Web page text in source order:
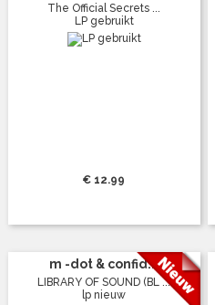
The Official Secrets ...
LP gebruikt
€ 12.99
m -dot & confid...
LIBRARY OF SOUND (BL ...
lp nieuw